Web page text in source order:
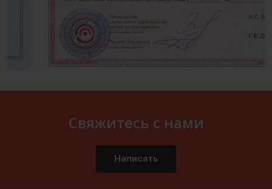
Свяжитесь с нами
Написать